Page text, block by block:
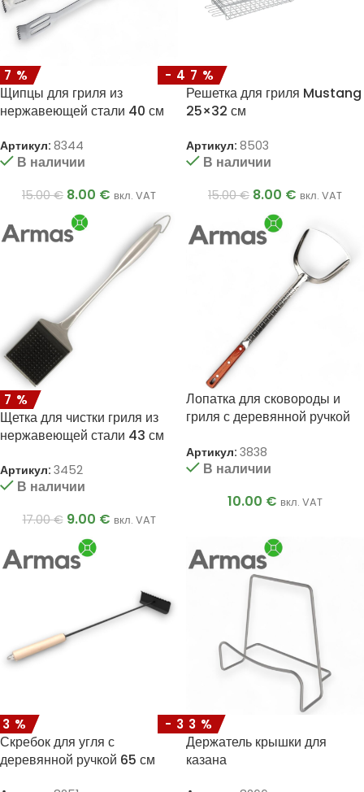
Щипцы для гриля из
нержавеющей стали 40 см
Артикул: 8344
В наличии
15.00€ 8.00 € вкл. VAT
-47%
Решетка для гриля Mustang
25×32 см
Артикул: 8503
В наличии
15.00€ 8.00 € вкл. VAT
Щетка для чистки гриля из
нержавеющей стали 43 см
Артикул: 3452
В наличии
17.00€ 9.00 € вкл. VAT
Лопатка для сковороды и
гриля с деревянной ручкой
Артикул: 3838
В наличии
10.00 € вкл. VAT
Скребок для угля с
деревянной ручкой 65 см
-33%
Держатель крышки для
казана